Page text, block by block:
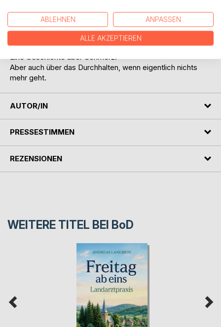
Warum ich?
Dieses Buch richtet sich an alle, die wissen, wie es sich
anfühlt, wenn das Leben entgleitet.
An alle, die kämpfen, zweifeln und trotzdem weitermachen.
Eine Geschichte über Schmerz.
Aber auch über das Durchhalten, wenn eigentlich nichts
mehr geht.
AUTOR/IN
PRESSESTIMMEN
REZENSIONEN
WEITERE TITEL BEI BoD
ABLEHNEN ANPASSEN
ALLE AKZEPTIEREN